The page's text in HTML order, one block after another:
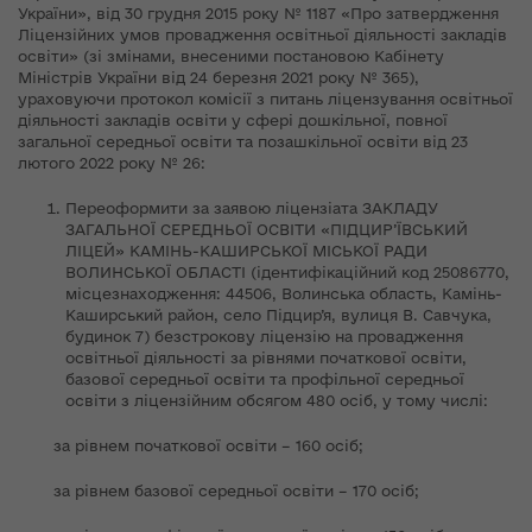
України», від 30 грудня 2015 року № 1187 «Про затвердження
Ліцензійних умов провадження освітньої діяльності закладів
освіти» (зі змінами, внесеними постановою Кабінету
Міністрів України від 24 березня 2021 року № 365),
ураховуючи протокол комісії з питань ліцензування освітньої
діяльності закладів освіти у сфері дошкільної, повної
загальної середньої освіти та позашкільної освіти від 23
лютого 2022 року № 26:
Переоформити за заявою ліцензіата ЗАКЛАДУ
ЗАГАЛЬНОЇ СЕРЕДНЬОЇ ОСВІТИ «ПІДЦИР’ЇВСЬКИЙ
ЛІЦЕЙ» КАМІНЬ-КАШИРСЬКОЇ МІСЬКОЇ РАДИ
ВОЛИНСЬКОЇ ОБЛАСТІ (ідентифікаційний код 25086770,
місцезнаходження: 44506, Волинська область, Камінь-
Каширський район, село Підцир’я, вулиця В. Савчука,
будинок 7) безстрокову ліцензію на провадження
освітньої діяльності за рівнями початкової освіти,
базової середньої освіти та профільної середньої
освіти з ліцензійним обсягом 480 осіб, у тому числі:
за рівнем початкової освіти – 160 осіб;
за рівнем базової середньої освіти – 170 осіб;